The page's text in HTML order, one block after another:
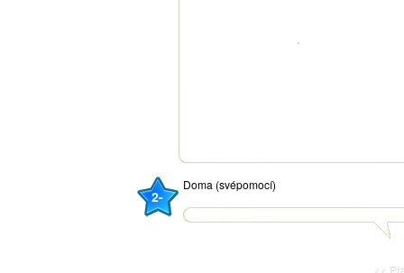
2-
Doma (svépomocí)
<<